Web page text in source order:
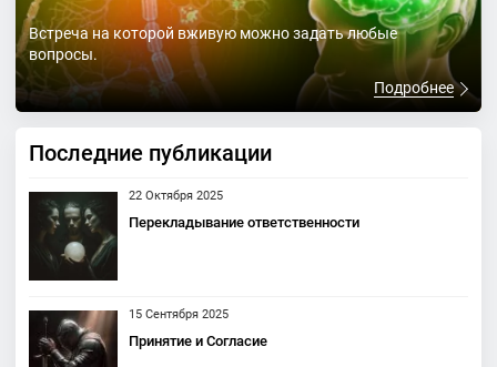
Встреча на которой вживую можно задать любые
вопросы.
Подробнее
Последние публикации
22 Октября 2025
Перекладывание ответственности
15 Сентября 2025
Принятие и Согласие